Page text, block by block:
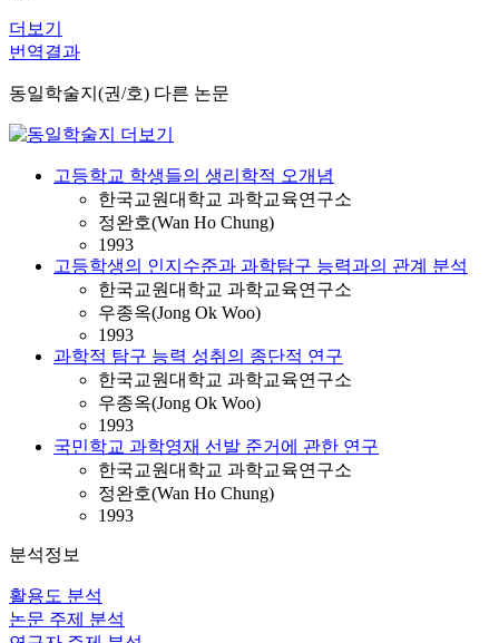
더보기
번역결과
동일학술지(권/호) 다른 논문
고등학교 학생들의 생리학적 오개념
한국교원대학교 과학교육연구소
정완호(Wan Ho Chung)
1993
고등학생의 인지수준과 과학탐구 능력과의 관계 분석
한국교원대학교 과학교육연구소
우종옥(Jong Ok Woo)
1993
과학적 탐구 능력 성취의 종단적 연구
한국교원대학교 과학교육연구소
우종옥(Jong Ok Woo)
1993
국민학교 과학영재 선발 준거에 관한 연구
한국교원대학교 과학교육연구소
정완호(Wan Ho Chung)
1993
분석정보
활용도 분석
논문 주제 분석